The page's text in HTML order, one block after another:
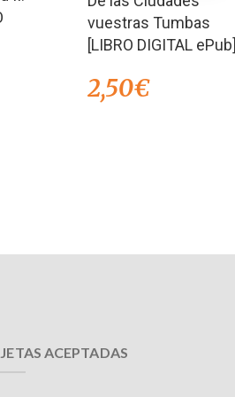
vuestras Tumbas
[LIBRO DIGITAL ePub]
2,50€
ACEPTADAS